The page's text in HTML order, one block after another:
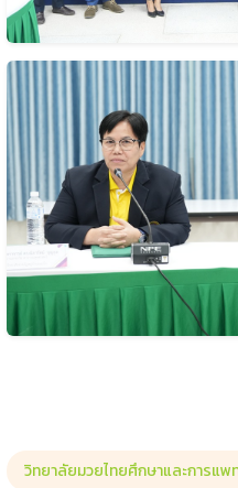
วิทยาลัยมวยไทยศึกษาและการแพ